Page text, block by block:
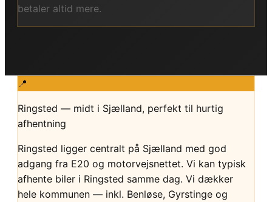
betaler altid mere.
📍
Ringsted — midt i Sjælland, perfekt til hurtig
afhentning
Ringsted ligger centralt på Sjælland med god
adgang fra E20 og motorvejsnettet. Vi kan typisk
afhente biler i Ringsted samme dag. Vi dækker
hele kommunen — inkl. Benløse, Gyrstinge og